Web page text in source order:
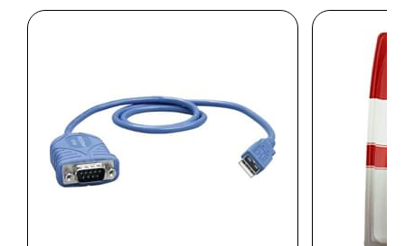
Canon MAXIFY MB2150-Seconde Vie-Très Bon
Couleur :Noir
Format impression :
0959C009-TBE